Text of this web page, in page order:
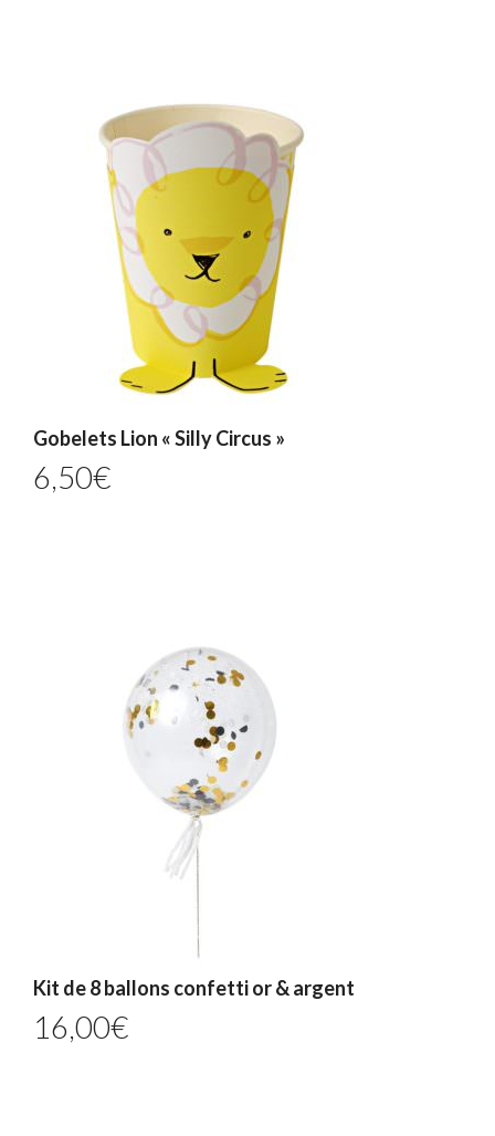
Gobelets Lion « Silly Circus »
6,50€
Kit de 8 ballons confetti or & argent
16,00€